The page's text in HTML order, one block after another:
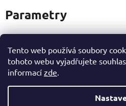
Tento web používá soubory
tohoto webu vyjadřujete
informací zde.
Parametry
Hodnocení
Ostatní informace